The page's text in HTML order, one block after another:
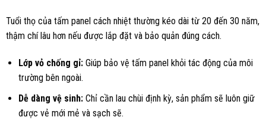
Tuổi thọ của tấm panel cách nhiệt thường kéo dài từ 20 đến 30 năm,
thậm chí lâu hơn nếu được lắp đặt và bảo quản đúng cách.
Lớp vỏ chống gỉ: Giúp bảo vệ tấm panel khỏi tác động của môi
trường bên ngoài.
Dễ dàng vệ sinh: Chỉ cần lau chùi định kỳ, sản phẩm sẽ luôn giữ
được vẻ mới mẻ và sạch sẽ.